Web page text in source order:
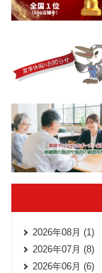
2026年08月 (1)
2026年07月 (8)
2026年06月 (6)